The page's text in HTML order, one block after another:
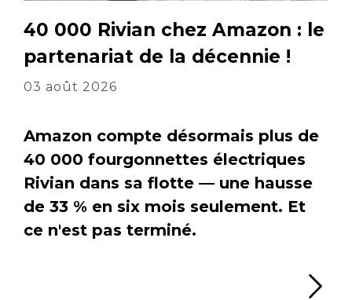
40 000 Rivian chez Amazon : le
partenariat de la décennie !
03 août 2026
Amazon compte désormais plus de
40 000 fourgonnettes électriques
Rivian dans sa flotte — une hausse
de 33 % en six mois seulement. Et
ce n'est pas terminé.